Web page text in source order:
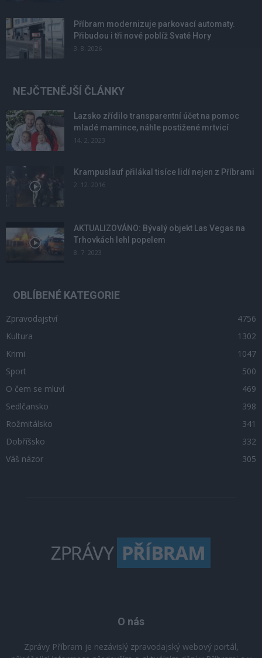
Příbram modernizuje parkovací automaty.
Přibudou i tři nové poblíž Svaté Hory
3. 8. 2026
NEJČTENĚJŠÍ ČLÁNKY
Lazsko zřídilo transparentní účet na pomoc
mladé mamince, náhle postižené mrtvicí
14. 2. 2023
Krampuslauf přilákal tisíce lidí nejen z Příbrami
2. 12. 2016
AKTUALIZOVÁNO: Bývalý objekt Las Vegas na
Trhovkách lehl popelem
8. 7. 2023
OBLÍBENÉ KATEGORIE
Zpravodajství
4756
Kultura
1302
Krimi
1047
Sport
500
O čem se mluví
469
Sedlčansko
398
Rožmitálsko
341
Dobříšsko
332
Váš názor
305
O nás
Zprávy Příbram je nezávislý zpravodajský webový portál,